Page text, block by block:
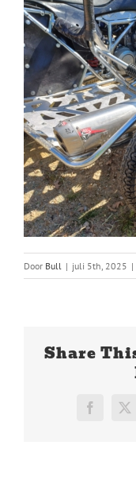
Door Bull | juli 5th, 2025 |
Share
Facebook
X